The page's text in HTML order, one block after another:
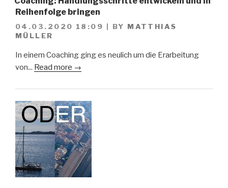
Reihenfolge bringen
04.03.2020 18:09 BY MATTHIAS
MÜLLER
In einem Coaching ging es neulich um die Erarbeitung
von... Read more →